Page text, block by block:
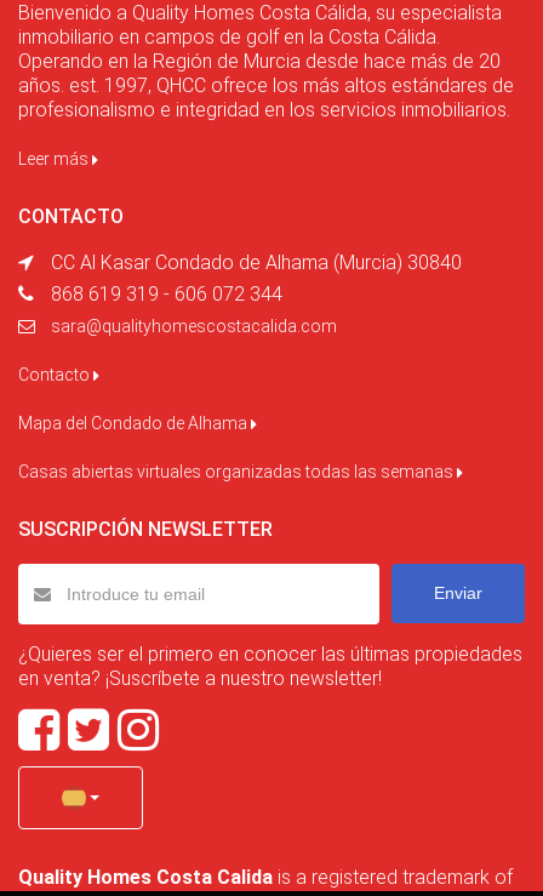
Bienvenido a Quality Homes Costa Cálida, su especialista
inmobiliario en campos de golf en la Costa Cálida.
Operando en la Región de Murcia desde hace más de 20
años. est. 1997, QHCC ofrece los más altos estándares de
profesionalismo e integridad en los servicios inmobiliarios.
Leer más
CONTACTO
CC Al Kasar Condado de Alhama (Murcia) 30840
868 619 319 - 606 072 344
sara@qualityhomescostacalida.com
Contacto
Mapa del Condado de Alhama
Casas abiertas virtuales organizadas todas las semanas
SUSCRIPCIÓN NEWSLETTER
Enviar
¿Quieres ser el primero en conocer las últimas propiedades
en venta? ¡Suscríbete a nuestro newsletter!
Quality Homes Costa Calida is a registered trademark of